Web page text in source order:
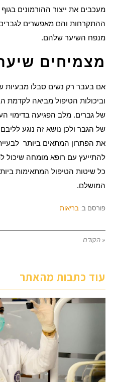
מעכבים את ייצור ההורמונים
מנפח השיער שלהם.
מצמיחים
אם בעבר רק נשים סבלו מבעיות
וביכולות הטיפול מביאה לקדמת
של גברים. מלב הפגיעה בדימוי
של הגבר ולכן נושא זה נוגע
את הפתרון המתאים ביותר
להתייעץ עם רופא מומחה שיכול
כל שיטות הטיפול המתאימות
המושלם.
פורסם ב: בריאות
« הקודם
עוד כתבות מהאתר